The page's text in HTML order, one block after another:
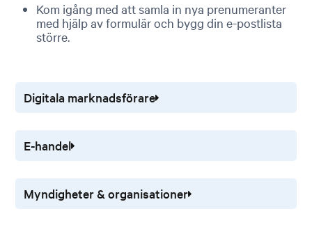
Digitala marknadsförare
E-handel
Myndigheter & organisationer
Kom igång med att samla in nya prenumeranter
med hjälp av formulär och bygg din e-postlista
större.